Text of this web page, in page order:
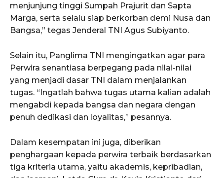
menjunjung tinggi Sumpah Prajurit dan Sapta
Marga, serta selalu siap berkorban demi Nusa dan
Bangsa,” tegas Jenderal TNI Agus Subiyanto.
Selain itu, Panglima TNI mengingatkan agar para
Perwira senantiasa berpegang pada nilai-nilai
yang menjadi dasar TNI dalam menjalankan
tugas. “Ingatlah bahwa tugas utama kalian adalah
mengabdi kepada bangsa dan negara dengan
penuh dedikasi dan loyalitas,” pesannya.
Dalam kesempatan ini juga, diberikan
penghargaan kepada perwira terbaik berdasarkan
tiga kriteria utama, yaitu akademis, kepribadian,